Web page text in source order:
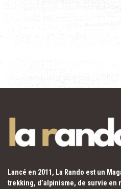
Lancé en 2011, La Rando est un
trekking, d’alpinisme, de survie en